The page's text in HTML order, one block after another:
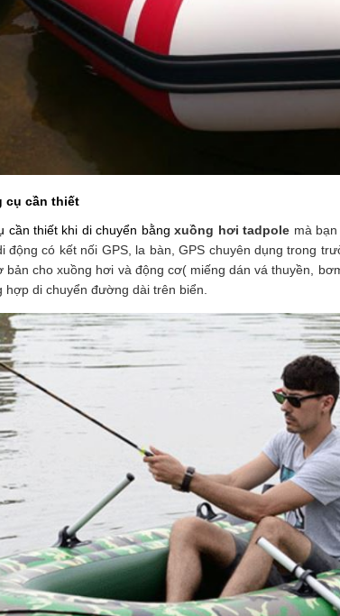
cụ cần thiết
cần thiết khi di chuyển bằng xuồng hơi tadpole mà
động có kết nối GPS, la bàn, GPS chuyên dụng trong
bản cho xuồng hơi và động cơ( miếng dán vá thuyền,
di chuyển đường dài trên biển.